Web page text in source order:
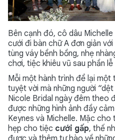
Bên cạnh đó, cô dâu
cưới đi bàn chữ A đơn giản
tùng váy bềnh bồng, nhẹ
chơi, tiệc khiêu vũ sau phần
Mỗi một hành trình để lại
tuyệt vời mà những người
Nicole Bridal ngày đêm theo
được những hình ảnh đầy
Keynes và Michelle. Mặc
hẹp cho tiệc cưới gấp, thế